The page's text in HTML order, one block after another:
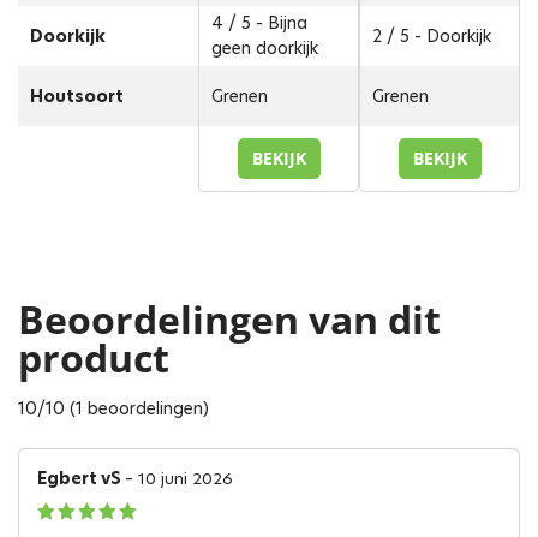
Doorkijk
Houtsoort
4 / 5 - Bijna
geen doorkijk
Grenen
BEKIJK
2 / 5 - Doorkijk
Grenen
BEKIJK
Beoordelingen van dit
product
10/10 (1 beoordelingen)
Egbert vS – 10 juni 2026